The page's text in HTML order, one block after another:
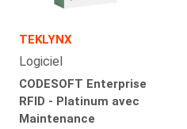
TEKLYNX
Logiciel
CODESOFT Enterprise
RFID - Platinum avec
Maintenance